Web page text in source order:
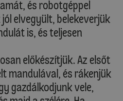
és robotgéppel
elvegyült, belekeverjük
is, és teljesen
előkészítjük. Az elsőt
mandulával, és rákenjük
gazdálkodjunk vele,